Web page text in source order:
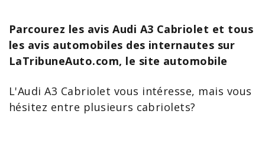
Parcourez les avis Audi A3 Cabriolet et tous
les avis automobiles des internautes sur
LaTribuneAuto.com, le site automobile
L'Audi A3 Cabriolet vous intéresse, mais vous
hésitez entre plusieurs cabriolets?